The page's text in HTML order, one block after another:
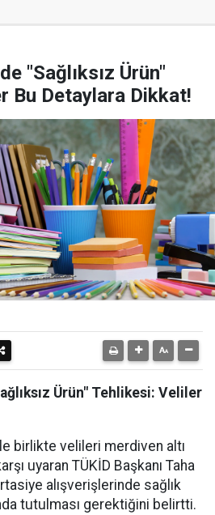
"Sağlıksız Ürün"
Bu Detaylara Dikkat!
Ürün" Tehlikesi: Veliler
birlikte velileri merdiven altı
uyaran TÜKİD Başkanı Taha
alışverişlerinde sağlık
tutulması gerektiğini belirtti.